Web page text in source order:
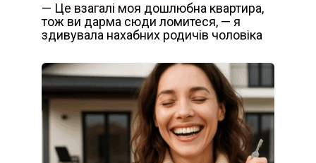
— Це взагалі моя дошлюбна квартира,
тож ви дарма сюди ломитеся, — я
здивувала нахабних родичів чоловіка